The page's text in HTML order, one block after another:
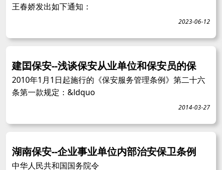
王春娇发出如下通知：
2023-06-12
建囯保安--浅谈保安从业单位和保安员的保
2010年1月1日起施行的《保安服务管理条例》第二十六
条第一款规定：&ldquo
2014-03-27
湖南保安--企业事业单位内部治安保卫条例
中华人民共和国国务院令